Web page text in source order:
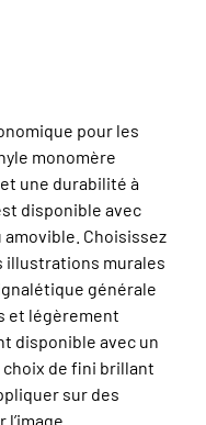
pour les
monomère
une durabilité à
disponible avec
Choisissez
illustrations murales
générale
et légèrement
disponible avec un
de fini brillant
sur des